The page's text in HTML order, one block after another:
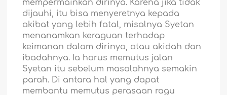
mempermainkan dirinya. Karena jika tidak
dijauhi, itu bisa menyeretnya kepada
akibat yang lebih fatal, misalnya Syetan
menanamkan keraguan terhadap
keimanan dalam dirinya, atau akidah dan
ibadahnya. Ia harus memutus jalan
Syetan itu sebelum masalahnya semakin
parah. Di antara hal yang dapat
membantu memutus perasaan ragu